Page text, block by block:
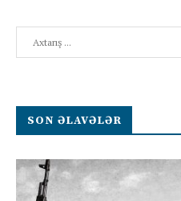
SON ƏLAVƏLƏR